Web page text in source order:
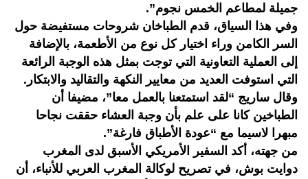
جميلة لمطاعم الخمس نجوم”.
وفي هذا السياق، قدم الطباخان شروحات مستفيضة حول
السر الكامن وراء اختيار كل نوع من الأطعمة، بالإضافة
إلى العملية التعاونية التي توجت بمثل هذه الوجبة الرائعة
التي استوفت العديد من معايير النكهة والتقاليد والابتكار.
وقال ساريج “لقد استمتعنا بالعمل معا”، مضيفا أن
الطباخين كانا على علم بأن وجبة العشاء حققت نجاحا
مبهرا لاسيما مع “عودة الأطباق فارغة”.
من جهته، أكد السفير الأمريكي الأسبق لدى المغرب
دوايت بوش، في تصريح لوكالة المغرب العربي للأنباء، أن